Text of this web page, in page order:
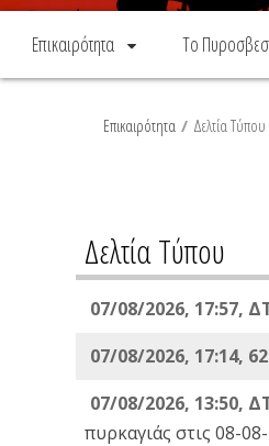
Επικαιρότητα Το
Επικαιρότητα / Δελτία Τύπου
Δελτία Τύπου
07/08/2026, 17:57,
07/08/2026, 17:14,
07/08/2026, 13:50,
πυρκαγιάς στις 08-